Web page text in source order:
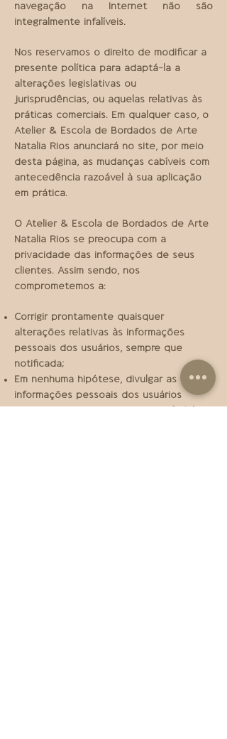
navegação na Internet não são
integralmente infalíveis.
Nos reservamos o direito de modificar a
presente política para adaptá-la a
alterações legislativas ou
jurisprudências, ou aquelas relativas às
práticas comerciais. Em qualquer caso, o
Atelier & Escola de Bordados de Arte
Natalia Rios anunciará no site, por meio
desta página, as mudanças cabíveis com
antecedência razoável à sua aplicação
em prática.
O Atelier & Escola de Bordados de Arte
Natalia Rios se preocupa com a
privacidade das informações de seus
clientes. Assim sendo, nos
comprometemos a:
Corrigir prontamente quaisquer
alterações relativas às informações
pessoais dos usuários, sempre que
notificada;
Em nenhuma hipótese, divulgar as
informações pessoais dos usuários